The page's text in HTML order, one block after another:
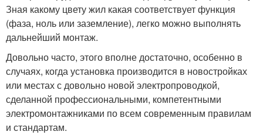
Зная какому цвету жил какая соответствует функция
(фаза, ноль или заземление), легко можно выполнять
дальнейший монтаж.
Довольно часто, этого вполне достаточно, особенно в
случаях, когда установка производится в новостройках
или местах с довольно новой электропроводкой,
сделанной профессиональными, компетентными
электромонтажниками по всем современным правилам
и стандартам.